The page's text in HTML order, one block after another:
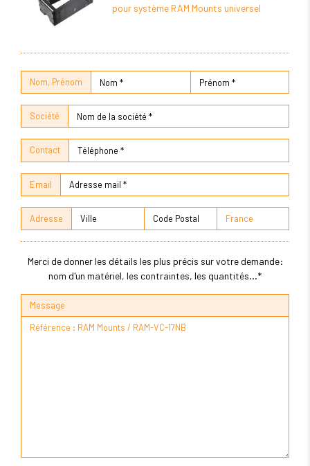
pour système RAM Mounts universel
Nom, Prénom
Société
Contact
Email
Adresse
Merci de donner les détails les plus précis sur votre demande:
nom d'un matériel, les contraintes, les quantités...*
Message